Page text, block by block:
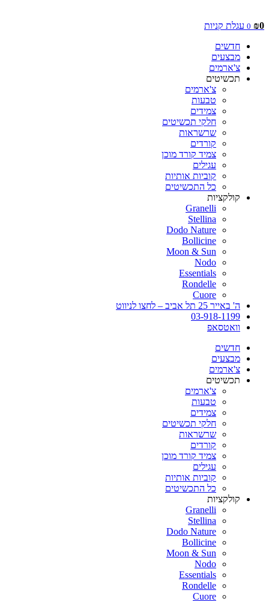
₪0
0 עגלת קניות
חדשים
מבצעים
צ'ארמים
תכשיטים
צ'ארמים
טבעות
צמידים
חלקי תכשיטים
שרשראות
קורדים
צמיד קורד מוכן
עגילים
קוביות אותיות
כל התכשיטים
קולקציות
Granelli
Stellina
Dodo Nature
Bollicine
Moon & Sun
Nodo
Essentials
Rondelle
Cuore
ה' באייר 25 תל אביב – לחצו לניווט
03-918-1199
וואטסאפ
חדשים
מבצעים
צ'ארמים
תכשיטים
צ'ארמים
טבעות
צמידים
חלקי תכשיטים
שרשראות
קורדים
צמיד קורד מוכן
עגילים
קוביות אותיות
כל התכשיטים
קולקציות
Granelli
Stellina
Dodo Nature
Bollicine
Moon & Sun
Nodo
Essentials
Rondelle
Cuore